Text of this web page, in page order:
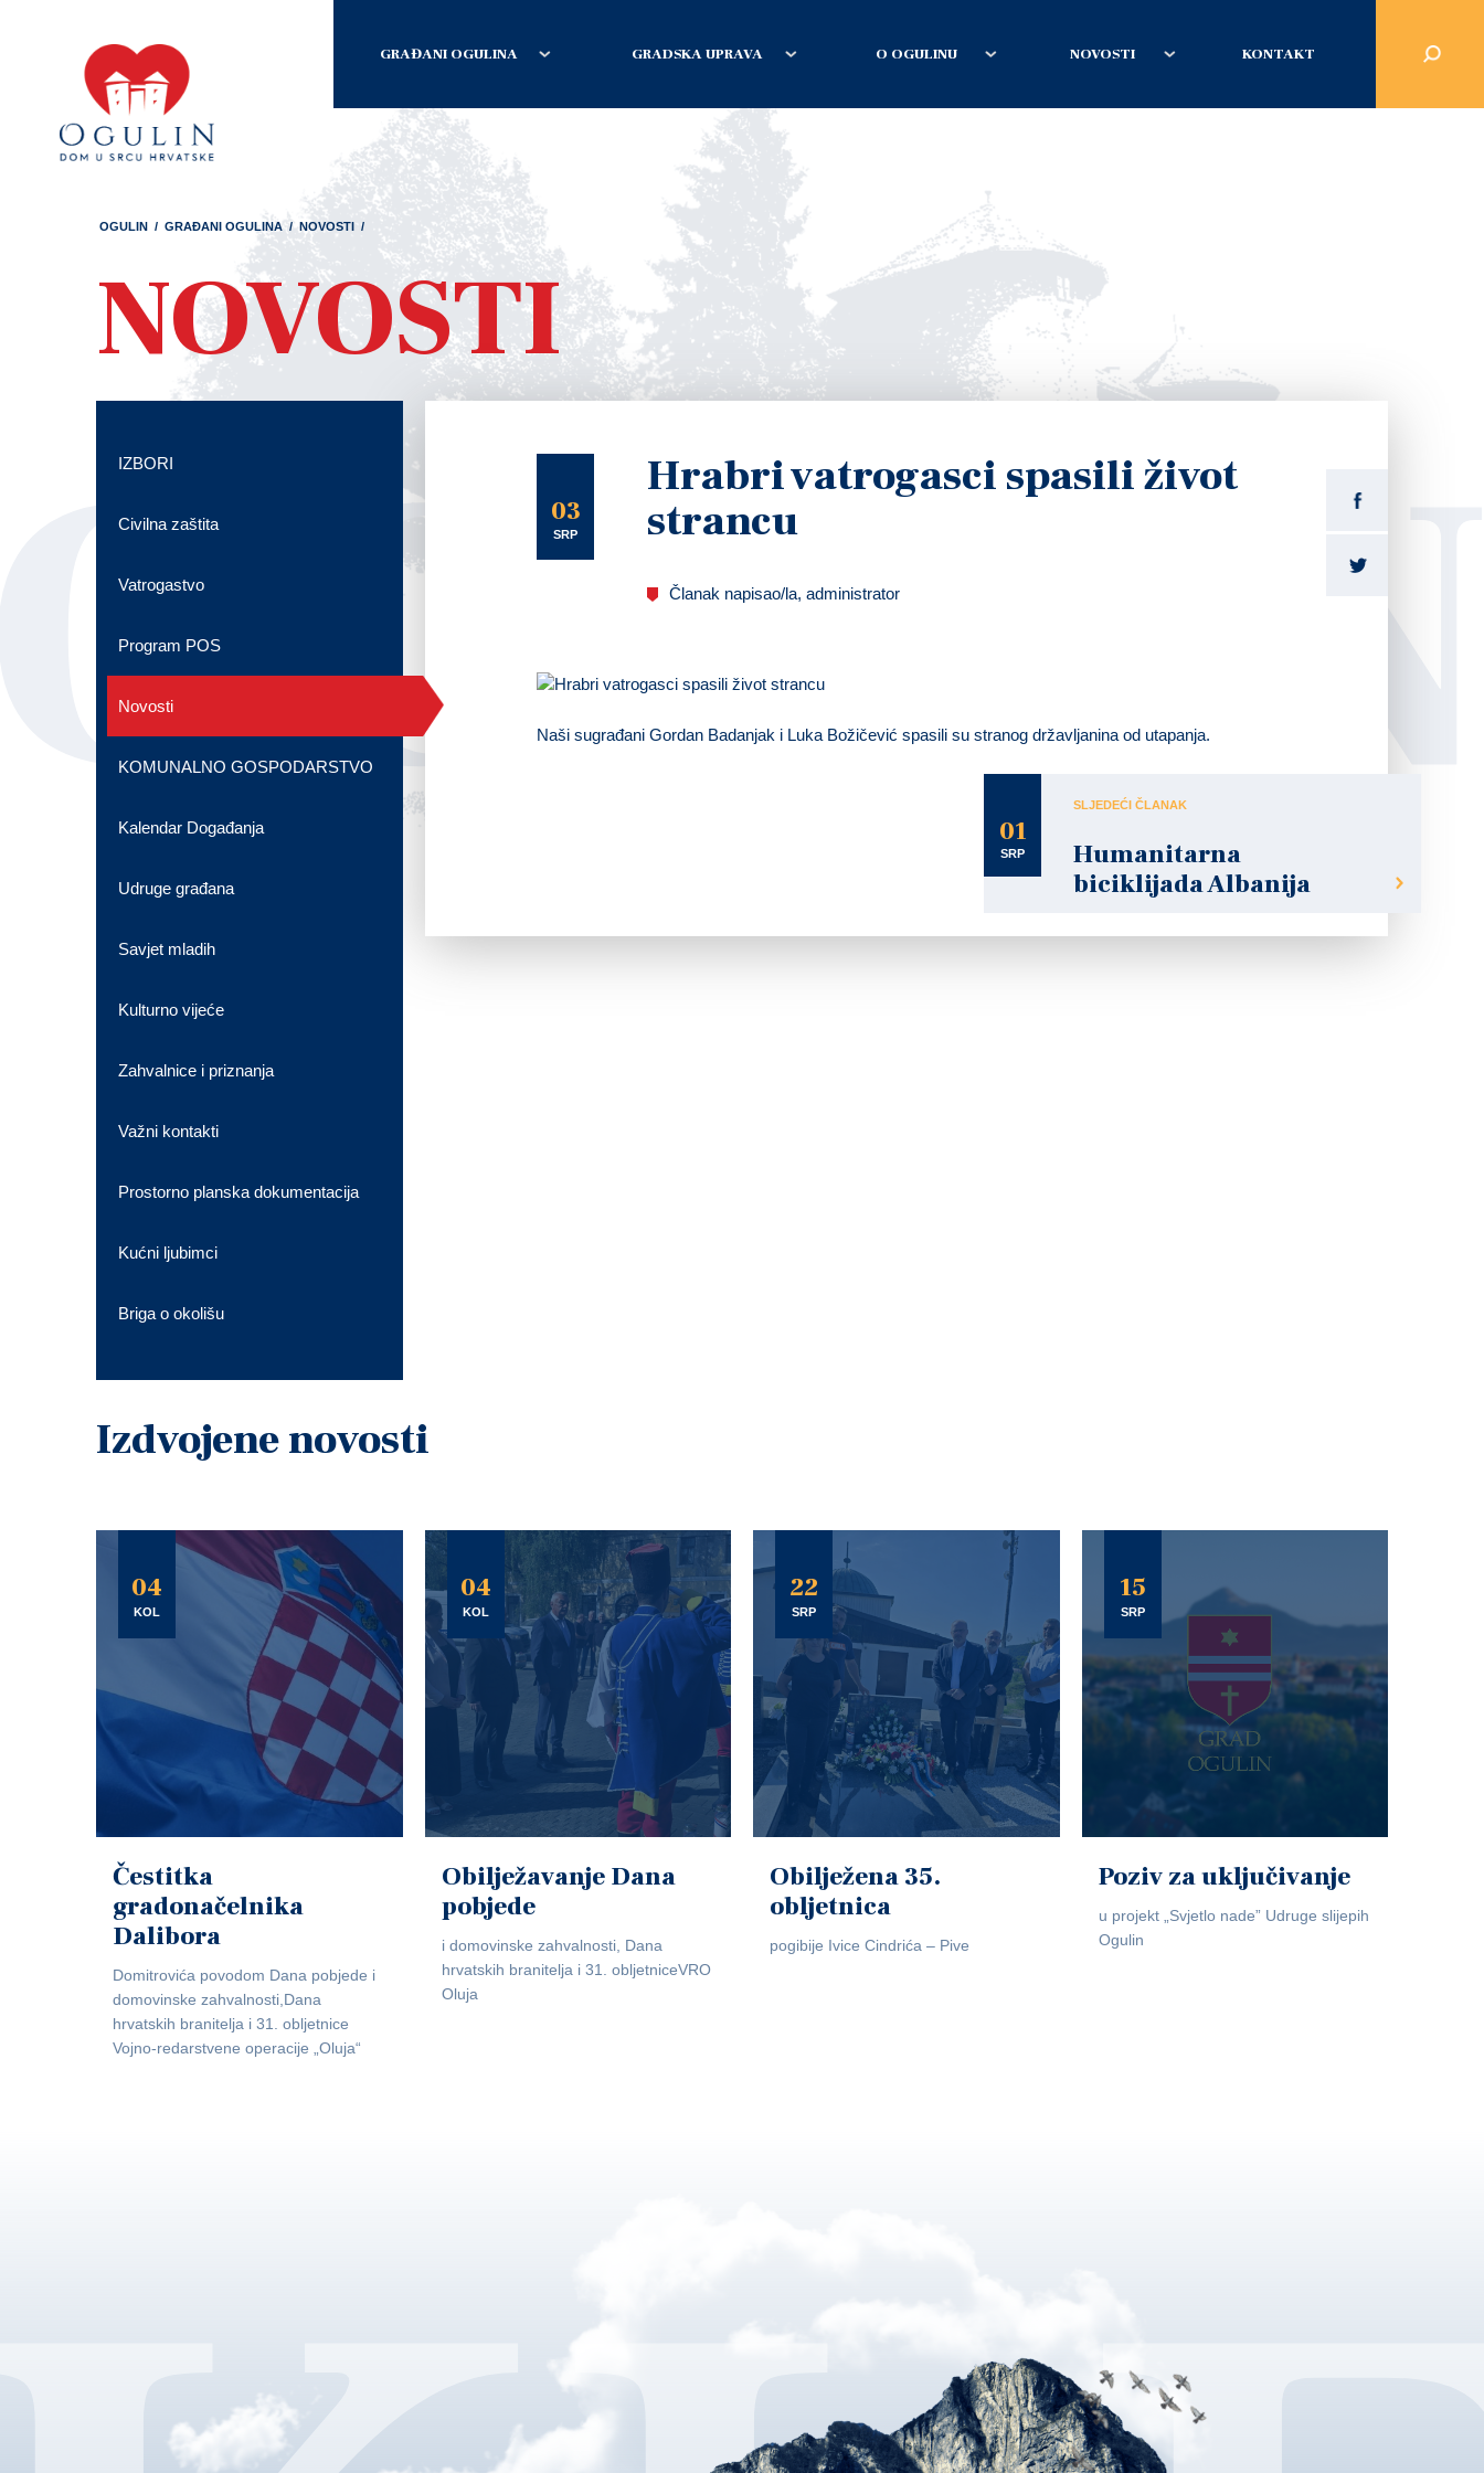
GRAĐANI OGULINA GRADSKA UPRAVA O OGULINU NOVOSTI KONTAKT
OGULIN / GRAĐANI OGULINA / NOVOSTI /
NOVOSTI
03
SRP
Hrabri vatrogasci spasili život
strancu
Članak napisao/la, administrator
Naši sugrađani Gordan Badanjak i Luka Božičević spasili su stranog državljanina od utapanja.
01
SRP
SLJEDEĆI ČLANAK
Humanitarna
biciklijada Albanija
IZBORI
Civilna zaštita
Vatrogastvo
Program POS
Novosti
KOMUNALNO GOSPODARSTVO
Kalendar Događanja
Udruge građana
Savjet mladih
Kulturno vijeće
Zahvalnice i priznanja
Važni kontakti
Prostorno planska dokumentacija
Kućni ljubimci
Briga o okolišu
Izdvojene novosti
04
KOL
Čestitka
gradonačelnika
Dalibora
Domitrovića povodom Dana pobjede i
domovinske zahvalnosti,Dana
hrvatskih branitelja i 31. obljetnice
Vojno-redarstvene operacije „Oluja“
04
KOL
Obilježavanje Dana
pobjede
i domovinske zahvalnosti, Dana
hrvatskih branitelja i 31. obljetniceVRO
Oluja
22
SRP
Obilježena 35.
obljetnica
pogibije Ivice Cindrića – Pive
15
SRP
Poziv za uključivanje
u projekt „Svjetlo nade” Udruge slijepih
Ogulin